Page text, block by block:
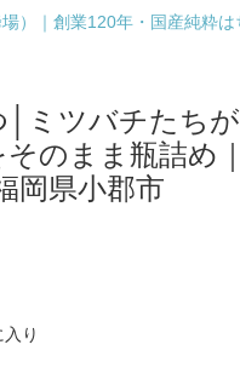
）｜創業120年・国産純粋
ミツバチたち
のまま瓶詰め
岡県小郡市
り